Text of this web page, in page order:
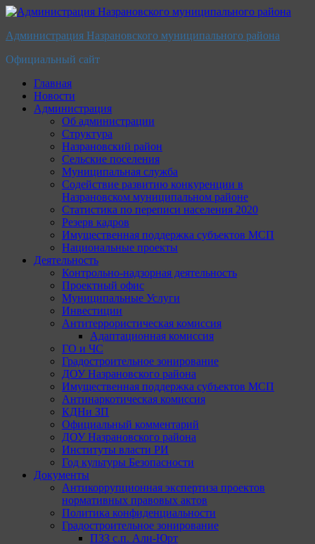
Перейти
содержимому
Администрация Назрановского муниципального района
Официальный сайт
Главная
Новости
Администрация
Об администрации
Структура
Назрановский район
Сельские поселения
Муниципальная служба
Содействие развитию конкуренции в
Назрановском муниципальном районе
Статистика по переписи населения 2020
Резерв кадров
Имущественная поддержка субъектов МСП
Национальные проекты
Деятельность
Контрольно-надзорная деятельность
Проектный офис
Муниципальные Услуги
Инвестиции
Антитеррористическая комиссия
Адаптационная комиссия
ГО и ЧС
Градостроительное зонирование
ДОУ Назрановского района
Имущественная поддержка субъектов МСП
Антинаркотическая комиссия
КДНи ЗП
Официальный комментарий
ДОУ Назрановского района
Институты власти РИ
Год культуры Безопасности
Документы
Антикоррупционная экспертиза проектов
нормативных правовых актов
Политика конфиденциальности
Градостроительное зонирование
ПЗЗ с.п. Али-Юрт